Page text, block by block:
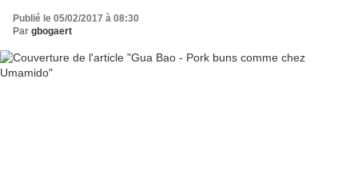
Publié le 05/02/2017 à 08:30
Par gbogaert